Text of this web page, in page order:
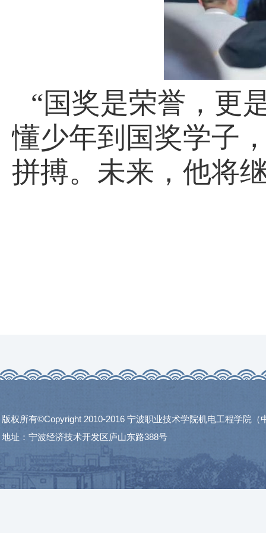
“国奖是荣誉，更
懂少年到国奖学子
拼搏。未来，他将
版权所有©Copyright 2010-2016 宁波职业技术学院机电工程学院（
地址：宁波经济技术开发区庐山东路388号